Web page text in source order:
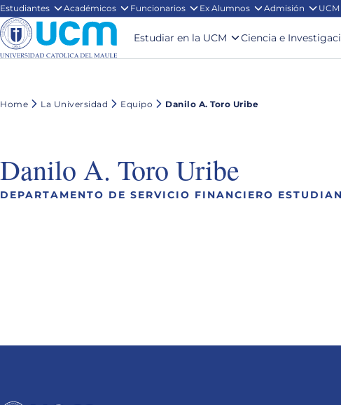
Estudiantes Académicos Funcionarios Ex Alumnos Admisión
Estudiar en la UCM Ciencia e
Home La Universidad Equipo Danilo A. Toro Uribe
Danilo A. Toro Uribe
DEPARTAMENTO DE SERVICIO FINANCIERO